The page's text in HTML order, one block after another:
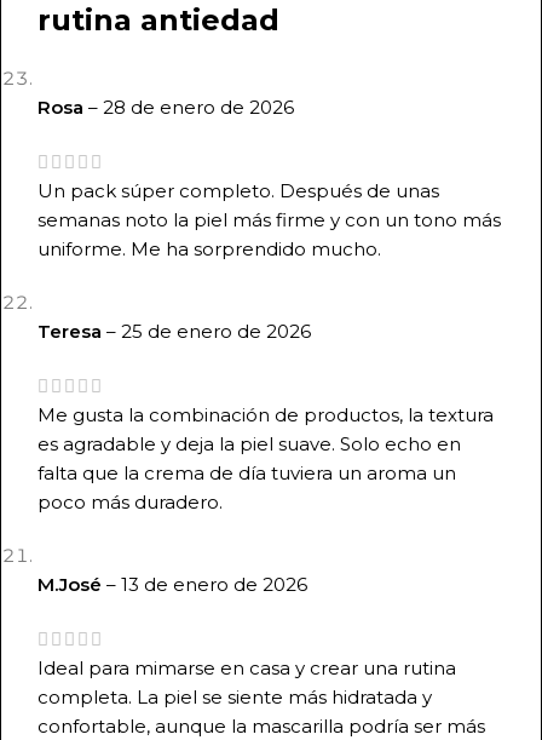
rutina antiedad
M.José – 13 de enero de 2026
Ideal para mimarse en casa y crear una rutina
completa. La piel se siente más hidratada y
confortable, aunque la mascarilla podría ser más
Teresa – 25 de enero de 2026
Me gusta la combinación de productos, la textura
es agradable y deja la piel suave. Solo echo en
falta que la crema de día tuviera un aroma un
poco más duradero.
Rosa – 28 de enero de 2026
Un pack súper completo. Después de unas
semanas noto la piel más firme y con un tono más
uniforme. Me ha sorprendido mucho.